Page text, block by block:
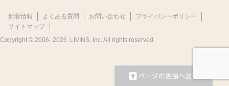
新着情報 よくある質問 お問い合わせ
プライバシーポリシー
サイトマップ
Copyright © 2006- 2026 LIVINS. Inc. All rights reserved.